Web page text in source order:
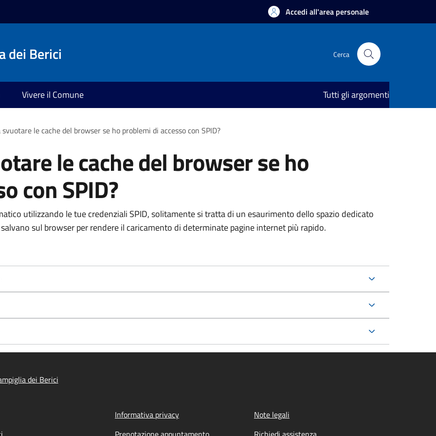
Accedi all'area personale
dei Berici Cerca
Vivere il Comune Tutti gli argomenti
svuotare le cache del browser se ho problemi di accesso con SPID?
le cache del browser se ho
con SPID?
utilizzando le tue credenziali SPID, solitamente si tratta di un esaurimento dello spazio dedicato
sul browser per rendere il caricamento di determinate pagine internet più rapido.
dei Berici
Informativa privacy
Note legali